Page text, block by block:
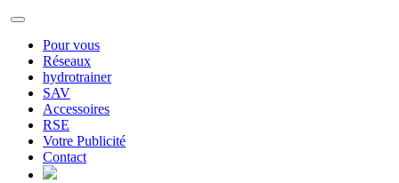
Pour vous
Réseaux
hydrotrainer
SAV
Accessoires
RSE
Votre Publicité
Contact